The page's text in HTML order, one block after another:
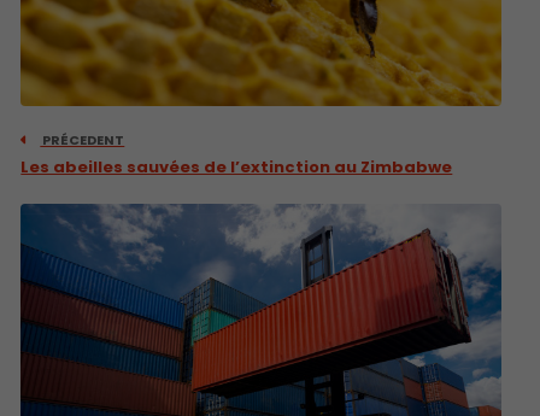
PRÉCEDENT
Les abeilles sauvées de l’extinction au Zimbabwe